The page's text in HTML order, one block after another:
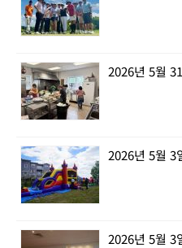
2026년 5월
2026년 5월
2026년 5월 3